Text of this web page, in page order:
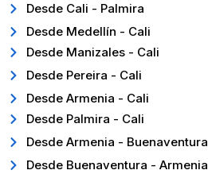
Desde Cali - Palmira
Desde Medellín - Cali
Desde Manizales - Cali
Desde Pereira - Cali
Desde Armenia - Cali
Desde Palmira - Cali
Desde Armenia - Buenaventura
Desde Buenaventura - Armenia